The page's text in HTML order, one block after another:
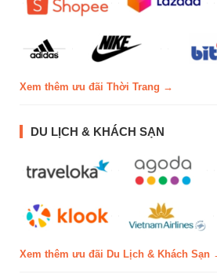
Xem thêm ưu đãi Thời Trang →
DU LỊCH & KHÁCH SẠN
Xem thêm ưu đãi Du Lịch & Khách Sạn